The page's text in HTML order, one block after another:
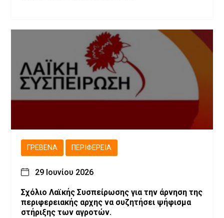
ΓΡΕΒΕΝΆ ΠΕΡΙΦΈΡΕΙΑ
29 Ιουνίου 2026
Σχόλιο Λαϊκής Συσπείρωσης για την άρνηση της
περιφερειακής αρχης να συζητήσει ψήφισμα
στήριξης των αγροτών.